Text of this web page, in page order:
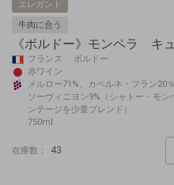
エレガント
牛肉に合う
《ボルドー》モンペラ キ
フランス ボルドー
赤ワイン
メルロー71%、カベルネ・フラン20
ソーヴィニヨン9%（シャトー・モン
ンテージを少量ブレンド）
750ml
在庫数： 43